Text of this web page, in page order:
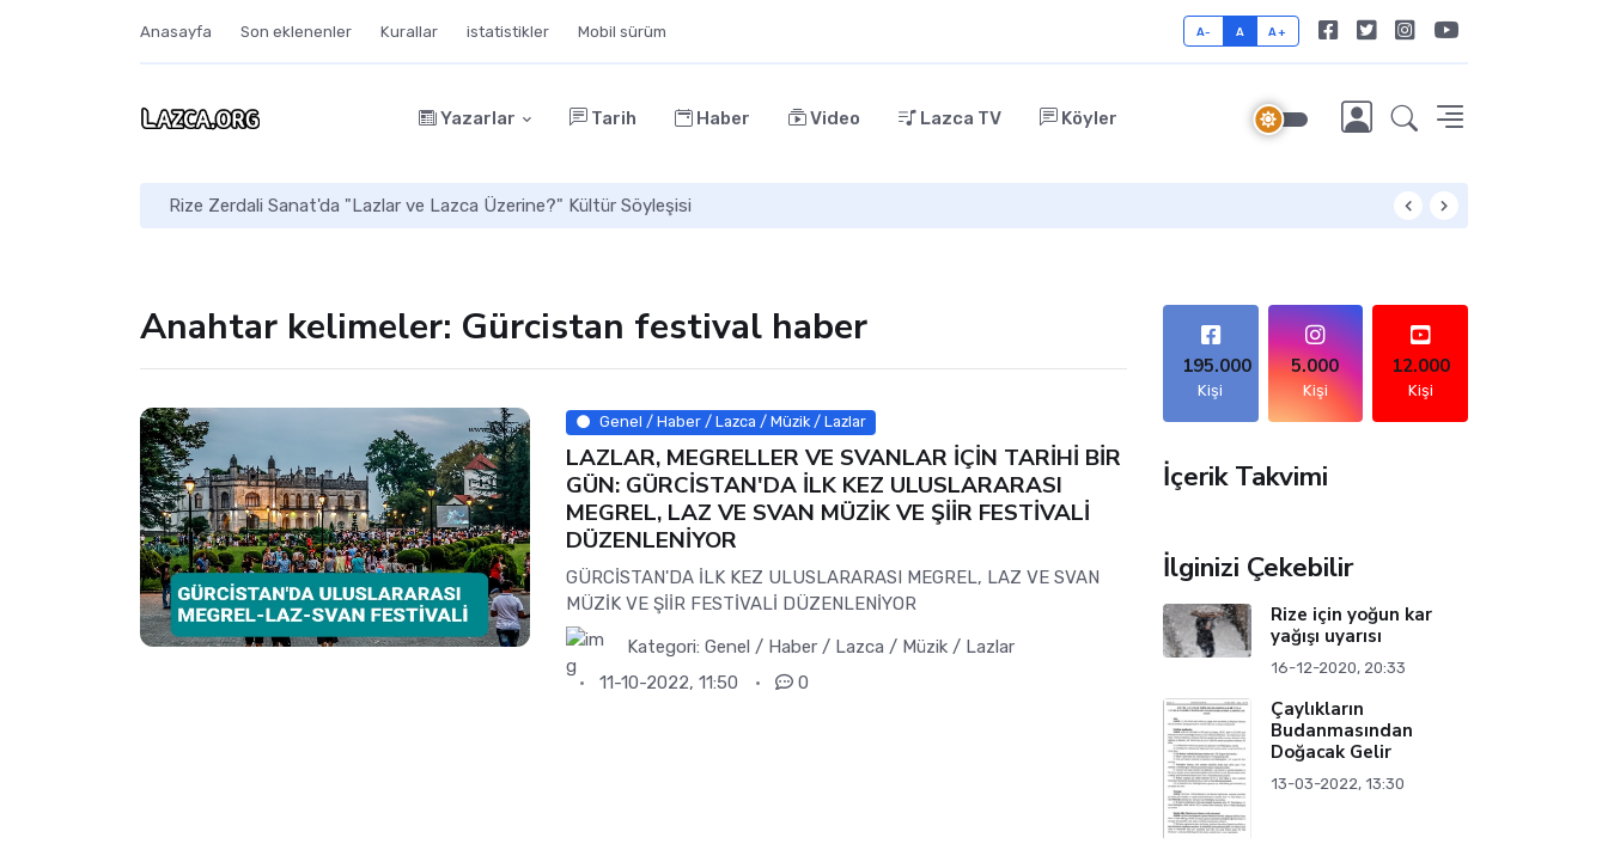
Anasayfa Son eklenenler Kurallar istatistikler Mobil sürüm A- A A+
Yazarlar Tarih Haber Video Lazca TV Köyler
Rize Zerdali Sanat'da "Lazlar ve Lazca Üzerine?" Kültür Söyleşisi
Anahtar kelimeler: Gürcistan festival haber
Genel / Haber / Lazca / Müzik / Lazlar
LAZLAR, MEGRELLER VE SVANLAR İÇİN TARİHİ BİR
GÜN: GÜRCİSTAN'DA İLK KEZ ULUSLARARASI
MEGREL, LAZ VE SVAN MÜZİK VE ŞİİR FESTİVALİ
DÜZENLENİYOR
GÜRCİSTAN'DA İLK KEZ ULUSLARARASI MEGREL, LAZ VE SVAN
MÜZİK VE ŞİİR FESTİVALİ DÜZENLENİYOR
Kategori:Genel / Haber / Lazca / Müzik / Lazlar
11-10-2022, 11:50
0
195.000
Kişi
5.000
Kişi
12.000
Kişi
İçerik Takvimi
İlginizi Çekebilir
Rize için yoğun kar
yağışı uyarısı
16-12-2020, 20:33
Çaylıkların
Budanmasından
Doğacak Gelir
13-03-2022, 13:30